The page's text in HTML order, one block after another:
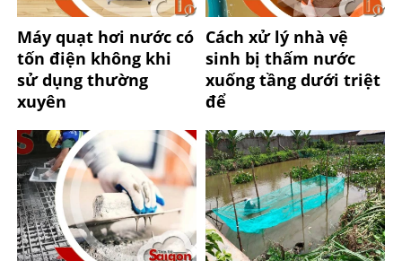
Máy quạt hơi nước có
tốn điện không khi
sử dụng thường
xuyên
Cách xử lý nhà vệ
sinh bị thấm nước
xuống tầng dưới triệt
để